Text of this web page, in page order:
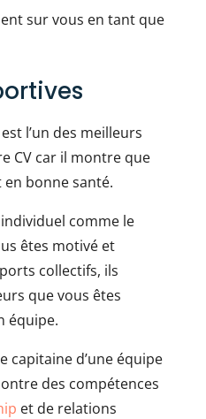
sur vous en tant que
l’un des meilleurs
CV car il montre que
bonne santé.
comme le
êtes motivé et
collectifs, ils
que vous êtes
équipe.
capitaine d’une équipe
des compétences
et de relations